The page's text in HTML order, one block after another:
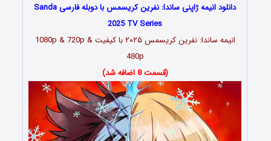
دانلود انیمه ژاپنی ساندا: نفرین کریسمس با دوبله فارسی Sanda
2025 TV Series
انیمه ساندا: نفرین کریسمس ۲۰۲۵
با کیفیت 1080p & 720p &
480p
(قسمت 8 اضافه شد)